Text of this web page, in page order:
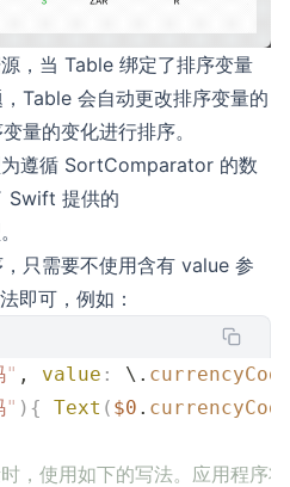
，当 Table 绑定了排序变量
Table 会自动更改排序变量的
量的变化进行排序。
遵循 SortComparator 的数
Swift 提供的
只需要不使用含有 value 参
即可，例如：
" , value : \.
" ){ Text ( $0 .
，使用如下的写法。应用程序